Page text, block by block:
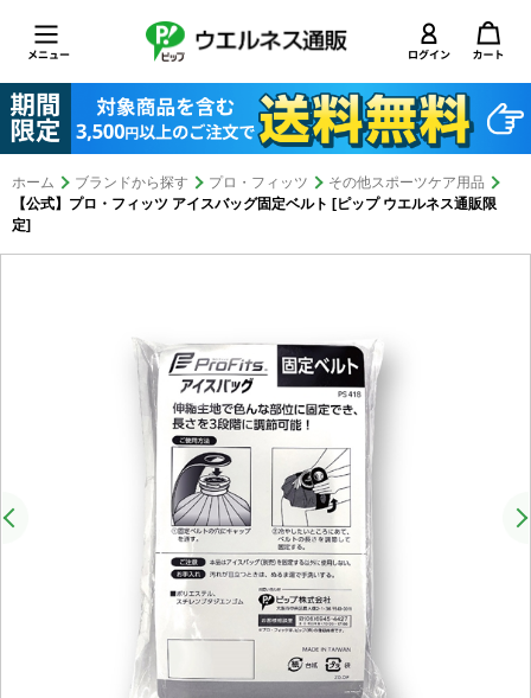
ホーム ブランドから探す プロ・フィッツ
その他スポーツケア用品
【公式】プロ・フィッツ アイスバッグ固定ベルト [ピップ ウエルネス通販限
定]